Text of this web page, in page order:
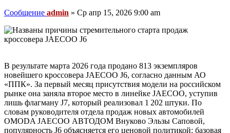
Сообщение admin » Ср апр 15, 2026 9:00 am
В результате марта 2026 года продано 813 экземпляров
новейшего кроссовера JAECOO J6, согласно данным АО
«ППК». За первый месяц присутствия модели на российском
рынке она заняла второе место в линейке JAECOO, уступив
лишь флагману J7, который реализовал 1 202 штуки. По
словам руководителя отдела продаж новых автомобилей
OMODA JAECOO АВТОДОМ Внуково Эльзы Саповой,
популярность J6 объясняется его ценовой политикой: базовая